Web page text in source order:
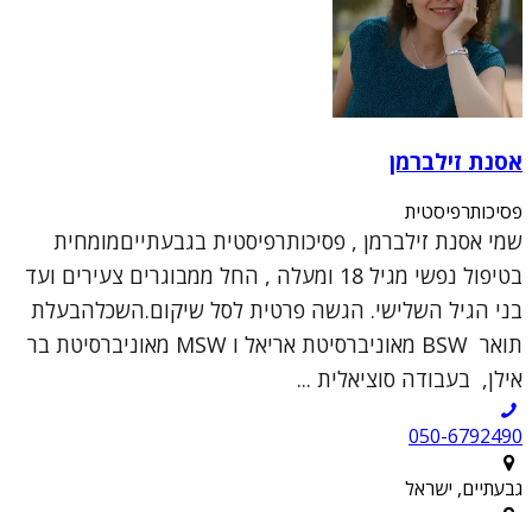
אסנת זילברמן
פסיכותרפיסטית
שמי אסנת זילברמן , פסיכותרפיסטית בגבעתייםמומחית
בטיפול נפשי מגיל 18 ומעלה , החל ממבוגרים צעירים ועד
בני הגיל השלישי. הגשה פרטית לסל שיקום.השכלהבעלת
תואר BSW מאוניברסיטת אריאל ו MSW מאוניברסיטת בר
אילן, בעבודה סוציאלית ...
050-6792490
גבעתיים, ישראל